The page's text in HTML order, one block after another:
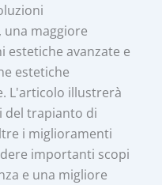
una maggiore
estetiche avanzate e
estetiche
L'articolo illustrerà
del trapianto di
i miglioramenti
importanti scopi
e una migliore